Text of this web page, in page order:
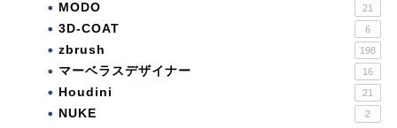
MODO 21
3D-COAT 6
zbrush 198
マーベラスデザイナー 16
Houdini 21
NUKE 2